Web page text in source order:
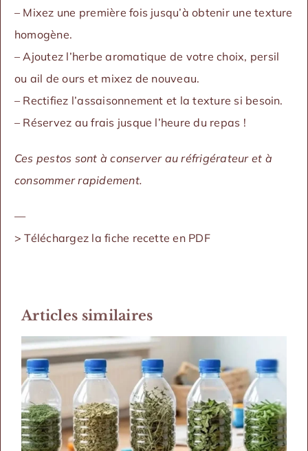
– Mixez une première fois jusqu’à obtenir une texture
homogène.
– Ajoutez l’herbe aromatique de votre choix, persil
ou ail de ours et mixez de nouveau.
– Rectifiez l’assaisonnement et la texture si besoin.
– Réservez au frais jusque l’heure du repas !
Ces pestos sont à conserver au réfrigérateur et à
consommer rapidement.
—
> Téléchargez la fiche recette en PDF
Articles similaires